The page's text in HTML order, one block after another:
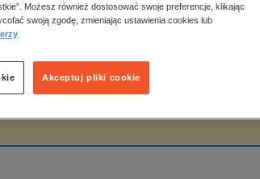
Zobacz wszystkie E-prasa
Możesz również dostosować swoje preferencje, klikając
swoją zgodę, zmieniając ustawienia cookies lub
Akceptuj pliki cookie